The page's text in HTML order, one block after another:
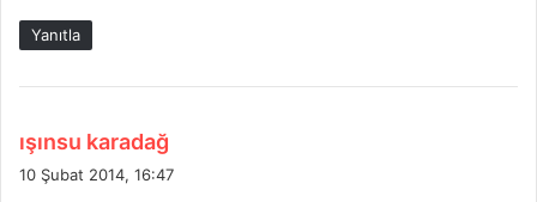
Yanıtla
ışınsu karadağ
e
10 Şubat 2014, 16:47